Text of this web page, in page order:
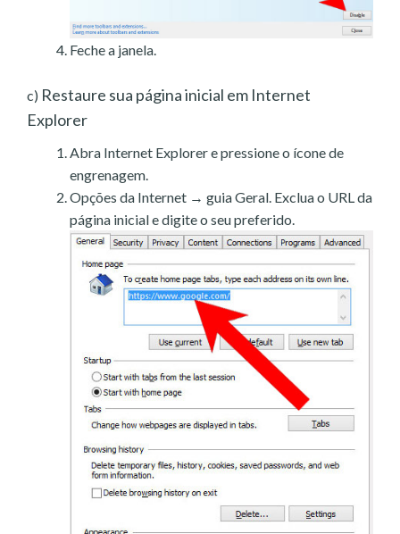
Feche a janela.
c) Restaure sua página inicial em Internet
Explorer
Abra Internet Explorer e pressione o ícone de
engrenagem.
Opções da Internet → guia Geral. Exclua o URL da
página inicial e digite o seu preferido.